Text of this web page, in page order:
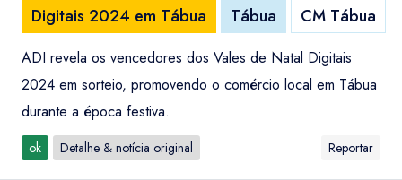
Digitais 2024 em Tábua
Tábua CM Tábua
ADI revela os vencedores dos Vales de Natal Digitais
2024 em sorteio, promovendo o comércio local em Tábua
durante a época festiva.
ok Detalhe & notícia original Reportar